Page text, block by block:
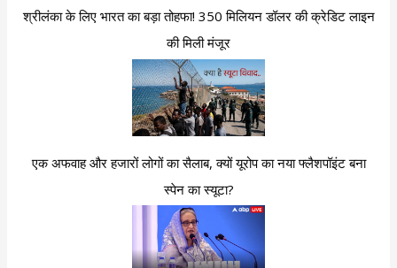
श्रीलंका के लिए भारत का बड़ा तोहफा! 350 मिलियन डॉलर की क्रेडिट लाइन
की मिली मंजूर
एक अफवाह और हजारों लोगों का सैलाब, क्यों यूरोप का नया फ्लैशपॉइंट बना
स्पेन का स्यूटा?